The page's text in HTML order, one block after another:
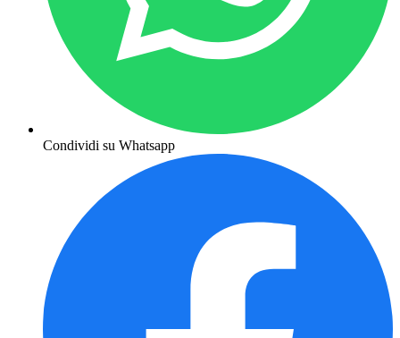
Condividi su Whatsapp